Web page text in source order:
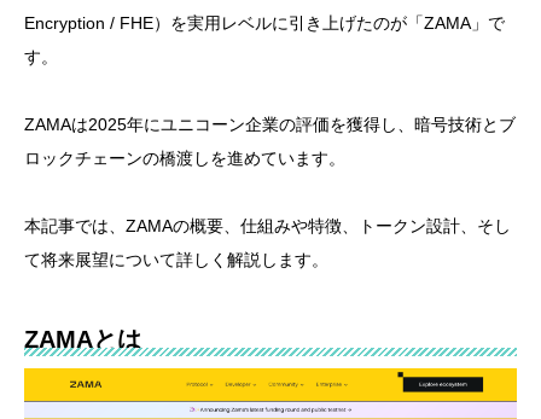
Encryption / FHE）を実用レベルに引き上げたのが「ZAMA」で
す。
ZAMAは2025年にユニコーン企業の評価を獲得し、暗号技術とブ
ロックチェーンの橋渡しを進めています。
本記事では、ZAMAの概要、仕組みや特徴、トークン設計、そし
て将来展望について詳しく解説します。
ZAMAとは